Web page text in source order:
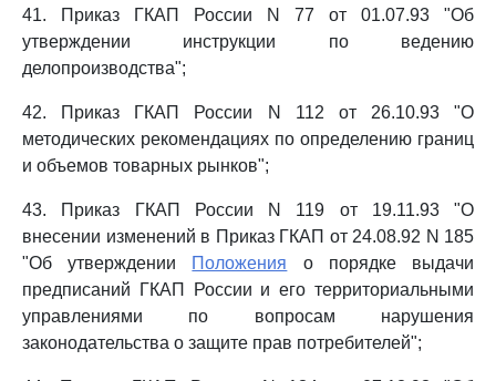
41. Приказ ГКАП России N 77 от 01.07.93 "Об
утверждении инструкции по ведению
делопроизводства";
42. Приказ ГКАП России N 112 от 26.10.93 "О
методических рекомендациях по определению границ
и объемов товарных рынков";
43. Приказ ГКАП России N 119 от 19.11.93 "О
внесении изменений в Приказ ГКАП от 24.08.92 N 185
"Об утверждении Положения о порядке выдачи
предписаний ГКАП России и его территориальными
управлениями по вопросам нарушения
законодательства о защите прав потребителей";